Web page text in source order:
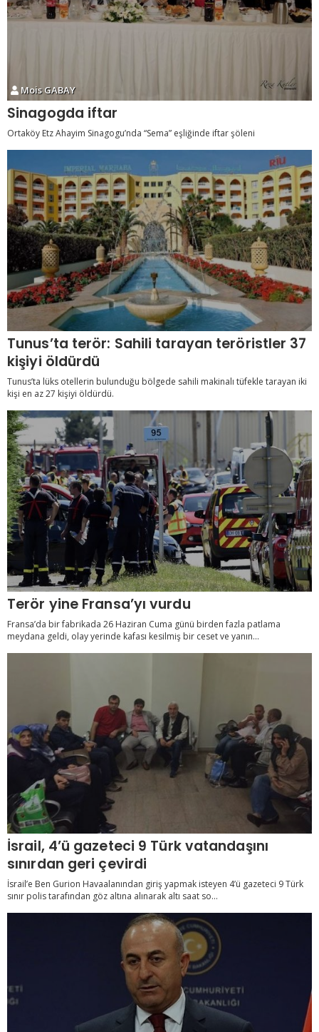
Mois GABAY
Sinagogda iftar
Ortaköy Etz Ahayim Sinagogu’nda “Sema” eşliğinde iftar şöleni
Tunus’ta terör: Sahili tarayan teröristler 37
kişiyi öldürdü
Tunus’ta lüks otellerin bulunduğu bölgede sahili makinalı tüfekle tarayan iki
kişi en az 27 kişiyi öldürdü.
Terör yine Fransa’yı vurdu
Fransa’da bir fabrikada 26 Haziran Cuma günü birden fazla patlama
meydana geldi, olay yerinde kafası kesilmiş bir ceset ve yanın...
İsrail, 4’ü gazeteci 9 Türk vatandaşını
sınırdan geri çevirdi
İsrail’e Ben Gurion Havaalanından giriş yapmak isteyen 4’ü gazeteci 9 Türk
sınır polis tarafından göz altına alınarak altı saat so...